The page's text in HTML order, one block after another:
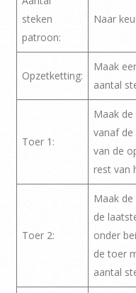
steken
patroon:
Naar
Opzetketting:
Maak
aantal
Toer 1:
Maak de
vanaf de
van de
rest van
Toer 2:
Maak
de
onder
de toer
aantal